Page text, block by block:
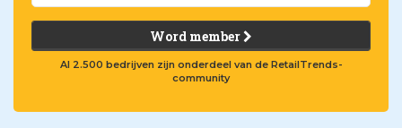
Word member
Al 2.500 bedrijven zijn onderdeel van de RetailTrends-
community